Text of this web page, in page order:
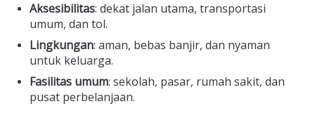
Aksesibilitas: dekat jalan utama, transportasi
umum, dan tol.
Lingkungan: aman, bebas banjir, dan nyaman
untuk keluarga.
Fasilitas umum: sekolah, pasar, rumah sakit, dan
pusat perbelanjaan.